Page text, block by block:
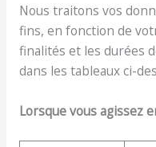
Nous traitons vos
fins, en fonction de
finalités et les durées
dans les tableaux ci-
Lorsque vous agissez